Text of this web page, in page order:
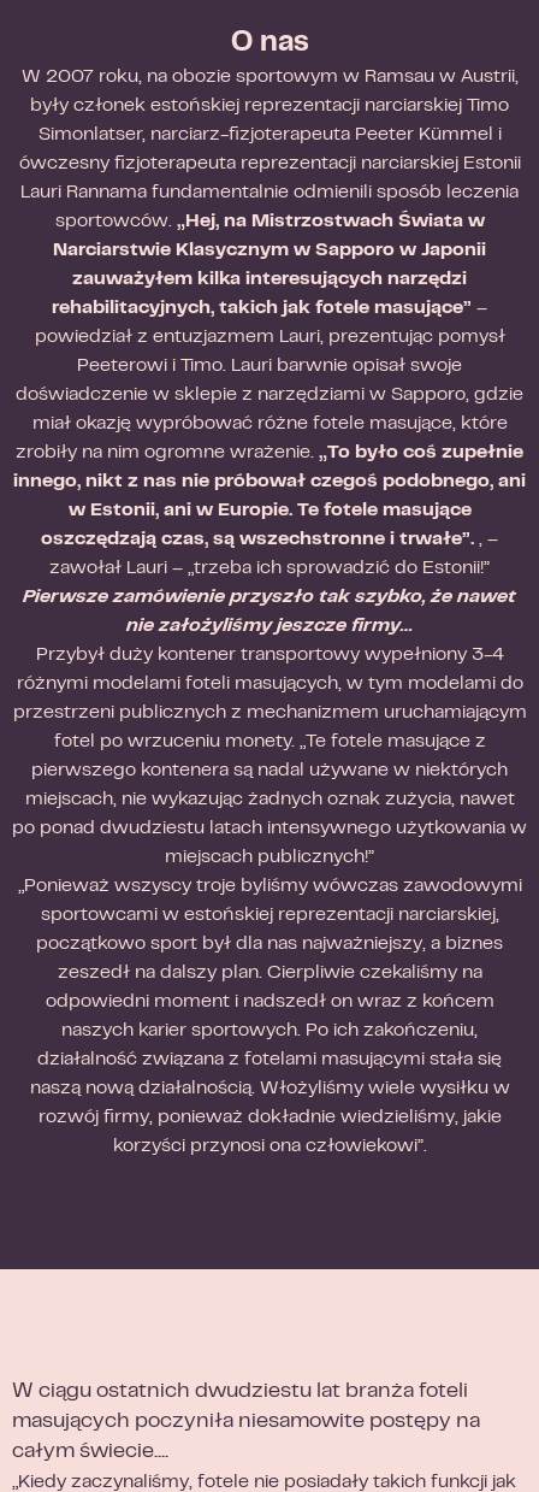
O nas
W 2007 roku, na obozie sportowym w Ramsau w Austrii,
były członek estońskiej reprezentacji narciarskiej Timo
Simonlatser, narciarz-fizjoterapeuta Peeter Kümmel i
ówczesny fizjoterapeuta reprezentacji narciarskiej Estonii
Lauri Rannama fundamentalnie odmienili sposób leczenia
sportowców. „Hej, na Mistrzostwach Świata w
Narciarstwie Klasycznym w Sapporo w Japonii
zauważyłem kilka interesujących narzędzi
rehabilitacyjnych, takich jak fotele masujące” –
powiedział z entuzjazmem Lauri, prezentując pomysł
Peeterowi i Timo. Lauri barwnie opisał swoje
doświadczenie w sklepie z narzędziami w Sapporo, gdzie
miał okazję wypróbować różne fotele masujące, które
zrobiły na nim ogromne wrażenie. „To było coś zupełnie
innego, nikt z nas nie próbował czegoś podobnego, ani
w Estonii, ani w Europie. Te fotele masujące
oszczędzają czas, są wszechstronne i trwałe”. , –
zawołał Lauri – „trzeba ich sprowadzić do Estonii!”
Pierwsze zamówienie przyszło tak szybko, że nawet
nie założyliśmy jeszcze firmy…
Przybył duży kontener transportowy wypełniony 3-4
różnymi modelami foteli masujących, w tym modelami do
przestrzeni publicznych z mechanizmem uruchamiającym
fotel po wrzuceniu monety. „Te fotele masujące z
pierwszego kontenera są nadal używane w niektórych
miejscach, nie wykazując żadnych oznak zużycia, nawet
po ponad dwudziestu latach intensywnego użytkowania w
miejscach publicznych!”
„Ponieważ wszyscy troje byliśmy wówczas zawodowymi
sportowcami w estońskiej reprezentacji narciarskiej,
początkowo sport był dla nas najważniejszy, a biznes
zeszedł na dalszy plan. Cierpliwie czekaliśmy na
odpowiedni moment i nadszedł on wraz z końcem
naszych karier sportowych. Po ich zakończeniu,
działalność związana z fotelami masującymi stała się
naszą nową działalnością. Włożyliśmy wiele wysiłku w
rozwój firmy, ponieważ dokładnie wiedzieliśmy, jakie
korzyści przynosi ona człowiekowi”.
W ciągu ostatnich dwudziestu lat branża foteli
masujących poczyniła niesamowite postępy na
całym świecie....
„Kiedy zaczynaliśmy, fotele nie posiadały takich funkcji jak